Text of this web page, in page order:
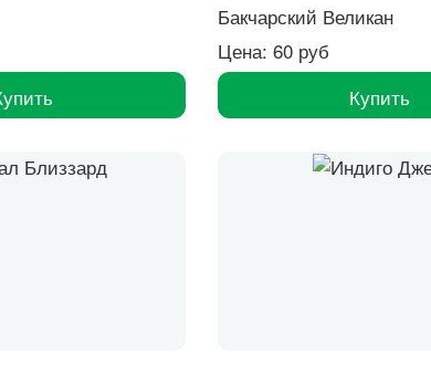
Бакчарский Великан
Цена: 60 руб
Купить